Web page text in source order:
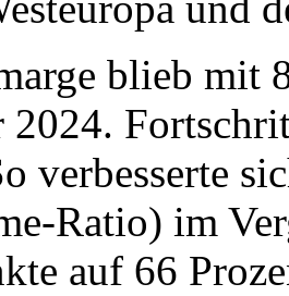
blieb mit
2024.
verbesserte
Ratio) im
auf 66